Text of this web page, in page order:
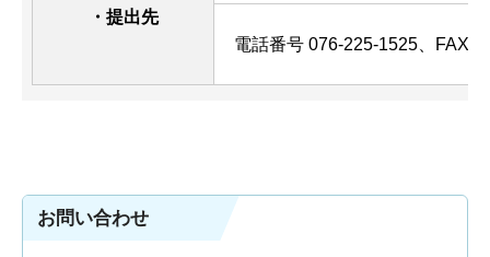
・提出先
電話番号 076-225-1525、FAX
お問い合わせ